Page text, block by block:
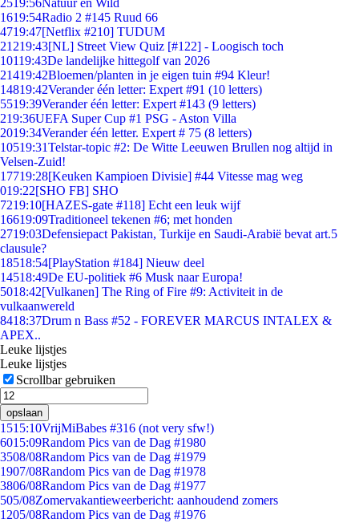
2519:56Natuur en Wild
1619:54Radio 2 #145 Ruud 66
4719:47[Netflix #210] TUDUM
21219:43[NL] Street View Quiz [#122] - Loogisch toch
10119:43De landelijke hittegolf van 2026
21419:42Bloemen/planten in je eigen tuin #94 Kleur!
14819:42Verander één letter: Expert #91 (10 letters)
5519:39Verander één letter: Expert #143 (9 letters)
219:36UEFA Super Cup #1 PSG - Aston Villa
2019:34Verander één letter. Expert # 75 (8 letters)
10519:31Telstar-topic #2: De Witte Leeuwen Brullen nog altijd in
Velsen-Zuid!
17719:28[Keuken Kampioen Divisie] #44 Vitesse mag weg
019:22[SHO FB] SHO
7219:10[HAZES-gate #118] Echt een leuk wijf
16619:09Traditioneel tekenen #6; met honden
2719:03Defensiepact Pakistan, Turkije en Saudi-Arabië bevat art.5
clausule?
18518:54[PlayStation #184] Nieuw deel
14518:49De EU-politiek #6 Musk naar Europa!
5018:42[Vulkanen] The Ring of Fire #9: Activiteit in de
vulkaanwereld
8418:37Drum n Bass #52 - FOREVER MARCUS INTALEX &
APEX..
Leuke lijstjes
Leuke lijstjes
Scrollbar gebruiken
opslaan
1515:10VrijMiBabes #316 (not very sfw!)
6015:09Random Pics van de Dag #1980
3508/08Random Pics van de Dag #1979
1907/08Random Pics van de Dag #1978
3806/08Random Pics van de Dag #1977
505/08Zomervakantieweerbericht: aanhoudend zomers
1205/08Random Pics van de Dag #1976